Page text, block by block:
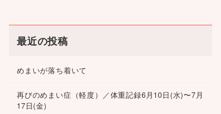
最近の投稿
めまいが落ち着いて
再びのめまい症（軽度）／体重記録6月10日(水)〜7月
17日(金)